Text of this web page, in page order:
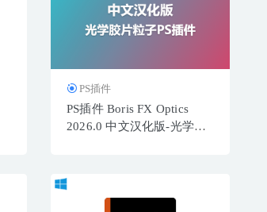
PS插件
PS插件 Boris FX Optics
2026.0 中文汉化版-光学胶